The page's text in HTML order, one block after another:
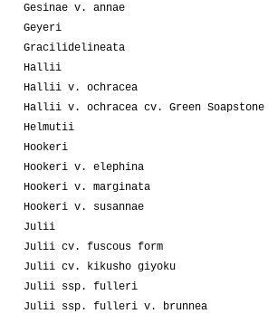
Gesinae v. annae
Geyeri
Gracilidelineata
Hallii
Hallii v. ochracea
Hallii v. ochracea cv. Green Soapstone
Helmutii
Hookeri
Hookeri v. elephina
Hookeri v. marginata
Hookeri v. susannae
Julii
Julii cv. fuscous form
Julii cv. kikusho giyoku
Julii ssp. fulleri
Julii ssp. fulleri v. brunnea